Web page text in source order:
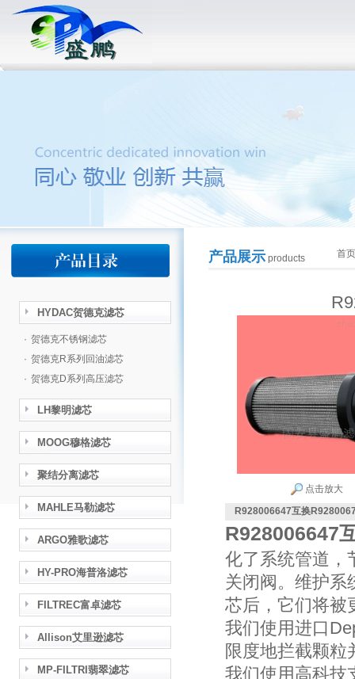
HYDAC贺德克滤芯
· 贺德克不锈钢滤芯
· 贺德克R系列回油滤芯
· 贺德克D系列高压滤芯
LH黎明滤芯
MOOG穆格滤芯
聚结分离滤芯
MAHLE马勒滤芯
ARGO雅歌滤芯
HY-PRO海普洛滤芯
FILTREC富卓滤芯
Allison艾里逊滤芯
MP-FILTRI翡翠滤芯
产品展示products 首页
点击放大
R928006647互换
R928006647
化了系统管道，
关闭阀。维护系
芯后，它们将被
我们使用进口
限度地拦截颗粒
我们使用高科技